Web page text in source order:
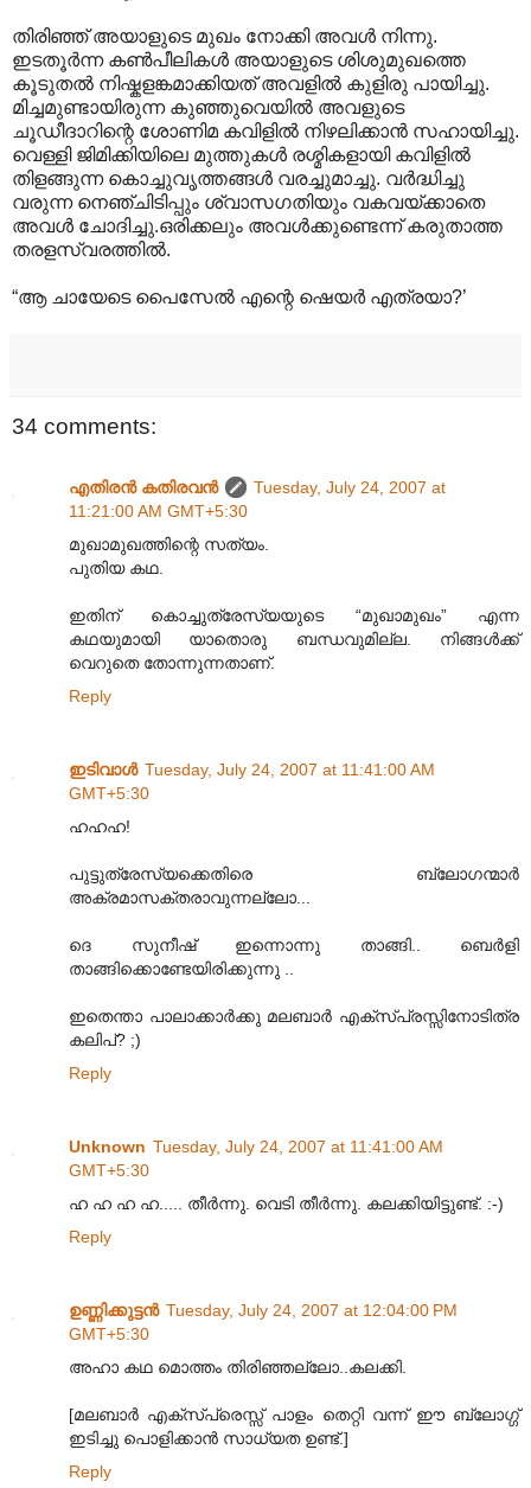
തിരിഞ്ഞ് അയാളുടെ മുഖം നോക്കി അവള്‍ നിന്നു.
ഇടതൂര്‍ന്ന കണ്‍പീലികള്‍ അയാളുടെ ശിശുമുഖത്തെ
കൂടുതല്‍ നിഷ്കളങ്കമാക്കിയത് അവളില്‍ കുളിരു പായിച്ചു.
മിച്ചമുണ്ടായിരുന്ന കുഞ്ഞുവെയില്‍ അവളുടെ
ചൂഡീദാറിന്റെ ശോണിമ കവിളില്‍ നിഴലിക്കാന്‍ സഹായിച്ചു.
വെള്ളി ജിമിക്കിയിലെ മുത്തുകള്‍ രശ്മികളായി കവിളില്‍
തിളങ്ങുന്ന കൊച്ചുവൃത്തങ്ങള്‍ വരച്ചുമാച്ചു. വര്‍ദ്ധിച്ചു
വരുന്ന നെഞ്ചിടിപ്പും ശ്വാസഗതിയും വകവയ്ക്കാതെ
അവള്‍ ചോദിച്ചു.ഒരിക്കലും അവള്‍ക്കുണ്ടെന്ന് കരുതാത്ത
തരളസ്വരത്തില്‍.
“ആ ചായേടെ പൈസേല്‍ എന്റെ ഷെയര്‍ എത്രയാ?’
34 comments:
എതിരന്‍ കതിരവന്‍
Tuesday, July 24, 2007 at
11:21:00 AM GMT+5:30
മുഖാമുഖത്തിന്റെ സത്യം.
പുതിയ കഥ.
ഇതിന് കൊച്ചുത്രേസ്യയുടെ “മുഖാമുഖം” എന്ന
കഥയുമായി യാതൊരു ബന്ധവുമില്ല. നിങ്ങള്‍ക്ക്
വെറുതെ തോന്നുന്നതാണ്.
Reply
ഇടിവാള്‍ Tuesday, July 24, 2007 at 11:41:00 AM
GMT+5:30
ഹഹഹ!
പുട്ടുത്രേസ്യക്കെതിരെ ബ്ലോഗന്മാര്‍
അക്രമാസക്തരാവുന്നല്ലോ...
ദെ സുനീഷ് ഇന്നൊന്നു താങ്ങി.. ബെര്‍ളി
താങ്ങിക്കൊണ്ടേയിരിക്കുന്നു ..
ഇതെന്താ പാലാക്കാര്‍ക്കു മലബാര്‍ എക്സ്പ്രസ്സിനോടിത്ര
കലിപ്? ;)
Reply
Unknown Tuesday, July 24, 2007 at 11:41:00 AM
GMT+5:30
ഹ ഹ ഹ ഹ..... തീര്‍ന്നു. വെടി തീര്‍ന്നു. കലക്കിയിട്ടുണ്ട്. :-)
Reply
ഉണ്ണിക്കുട്ടന്‍ Tuesday, July 24, 2007 at 12:04:00 PM
GMT+5:30
അഹാ കഥ മൊത്തം തിരിഞ്ഞല്ലോ..കലക്കി.
[മലബാര്‍ എക്സ്പ്രെസ്സ് പാളം തെറ്റി വന്ന് ഈ ബ്ലോഗ്ഗ്
ഇടിച്ചു പൊളിക്കാന്‍ സാധ്യത ഉണ്ട്.]
Reply